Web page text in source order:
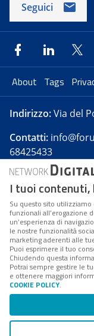
Seguici
About Tags
Indirizzo:Via del
Contatti:
68425433
Forumpa.itè
presso Registro
Reg. n. 182 del 2
FPA s.r.l.
Coordinamento
è un'azienda
Codice Fiscale/
I tuoi
Su questo sito
funzionali all’erogazione
un’esperienza di
le nostre funzionalità
marketing aderenti alle
Puoi esprimere il tuo
Chiudendo questa
Potrai sempre gestire le
e ottenere maggiori
COOKIE POLICY.